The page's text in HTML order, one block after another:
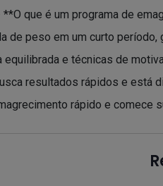
que é um programa de
de peso em um curto
e técnicas de
resultados rápidos e está
rápido e comece